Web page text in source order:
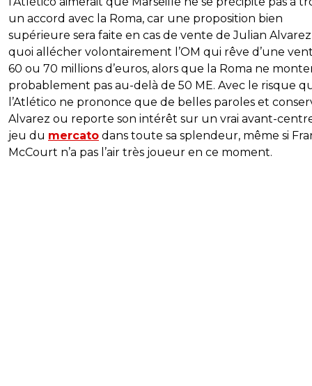
un accord avec la Roma, car une proposition bien
supérieure sera faite en cas de vente de Julian
quoi allécher volontairement l’OM qui rêve d’une
60 ou 70 millions d’euros, alors que la Roma ne
probablement pas au-delà de 50 ME. Avec le risque
l’Atlético ne prononce que de belles paroles et
Alvarez ou reporte son intérêt sur un vrai avant-
jeu du mercato dans toute sa splendeur, même si
McCourt n’a pas l’air très joueur en ce moment.